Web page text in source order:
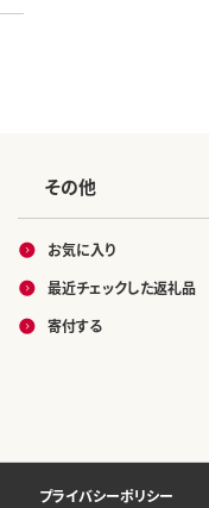
その他
お気に入り
最近チェックした返礼品
寄付する
プライバシーポリシー